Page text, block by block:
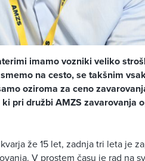
imamo vozniki veliko
na cesto, se takšnim
oziroma za ceno
pri družbi AMZS zavarovanja
že 15 let, zadnja tri leta je
V prostem času je rad na